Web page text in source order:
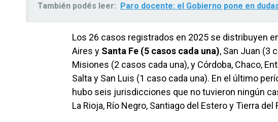
También podés leer: Paro docente: el Gobierno pone en
Los 26 casos registrados en 2025 se distribuyen
Aires y Santa Fe (5 casos cada una), San Juan (3
Misiones (2 casos cada una), y Córdoba, Chaco,
Salta y San Luis (1 caso cada una). En el último
hubo seis jurisdicciones que no tuvieron ningún
La Rioja, Río Negro, Santiago del Estero y Tierra del